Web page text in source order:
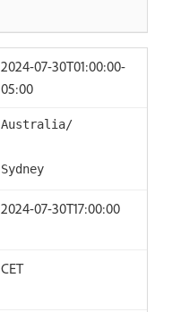
2024-07-30T01:00:00-
05:00
Australia/
Sydney
2024-07-30T17:00:00
CET